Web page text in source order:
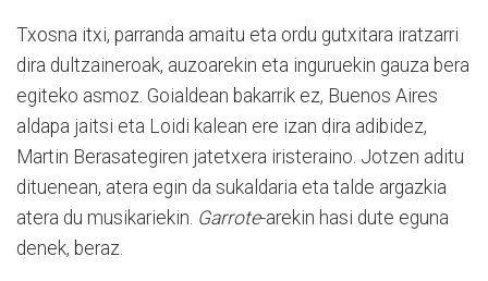
Txosna itxi, parranda amaitu eta ordu gutxitara iratzarri
dira dultzaineroak, auzoarekin eta inguruekin gauza bera
egiteko asmoz. Goialdean bakarrik ez, Buenos Aires
aldapa jaitsi eta Loidi kalean ere izan dira adibidez,
Martin Berasategiren jatetxera iristeraino. Jotzen aditu
dituenean, atera egin da sukaldaria eta talde argazkia
atera du musikariekin. Garrote-arekin hasi dute eguna
denek, beraz.